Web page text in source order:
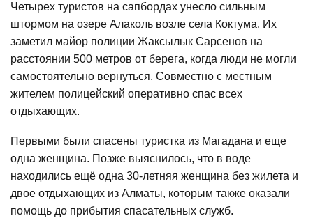
Четырех туристов на сапбордах унесло сильным
штормом на озере Алаколь возле села Коктума. Их
заметил майор полиции Жаксылык Сарсенов на
расстоянии 500 метров от берега, когда люди не могли
самостоятельно вернуться. Совместно с местным
жителем полицейский оперативно спас всех
отдыхающих.
Первыми были спасены туристка из Магадана и еще
одна женщина. Позже выяснилось, что в воде
находились ещё одна 30-летняя женщина без жилета и
двое отдыхающих из Алматы, которым также оказали
помощь до прибытия спасательных служб.